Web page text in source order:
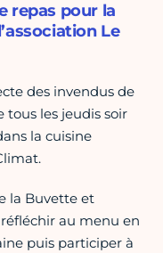
repas pour la
Le
des invendus de
les jeudis soir
la cuisine
la Buvette et
réfléchir au menu en
puis participer à